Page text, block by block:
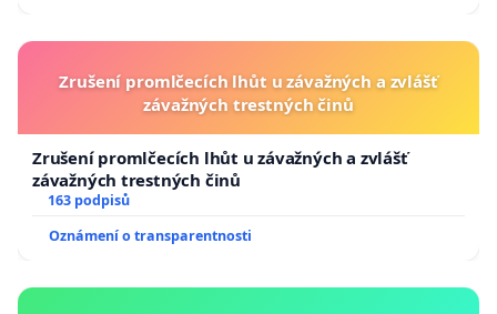
Zrušení promlčecích lhůt u závažných a zvlášť
závažných trestných činů
Zrušení promlčecích lhůt u závažných a zvlášť
závažných trestných činů
163 podpisů
Oznámení o transparentnosti